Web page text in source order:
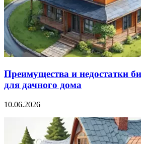
Преимущества и недостатки
для дачного дома
10.06.2026